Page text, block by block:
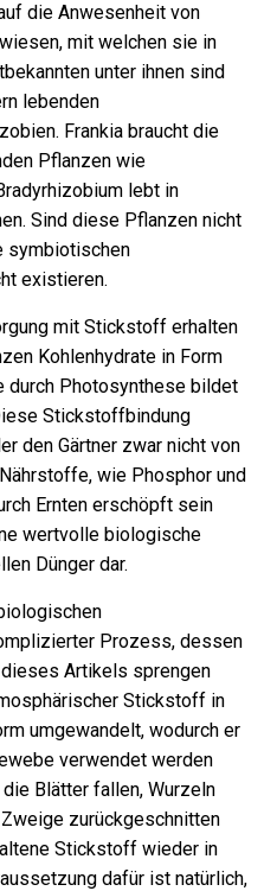
die Anwesenheit von
mit welchen sie in
unter ihnen sind
lebenden
Frankia braucht die
Pflanzen wie
lebt in
Sind diese Pflanzen nicht
symbiotischen
existieren.
mit Stickstoff erhalten
Kohlenhydrate in Form
durch Photosynthese bildet
Stickstoffbindung
den Gärtner zwar nicht von
wie Phosphor und
Ernten erschöpft sein
wertvolle biologische
Dünger dar.
Prozess, dessen
Artikels sprengen
Stickstoff in
umgewandelt, wodurch er
verwendet werden
Blätter fallen, Wurzeln
zurückgeschnitten
Stickstoff wieder in
dafür ist natürlich,